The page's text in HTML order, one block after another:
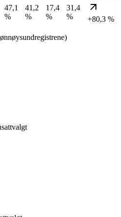
47,1
%
41,2
%
17,4
%
31,4
%
+80,3 %